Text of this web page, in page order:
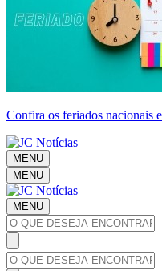
Confira os feriados nacionais
MENU
MENU
MENU